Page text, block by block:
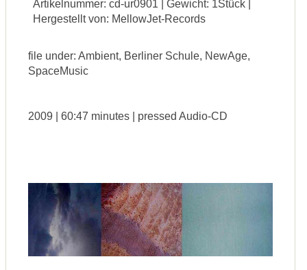
Artikelnummer: cd-ur0901 | Gewicht: 1Stück |
Hergestellt von: MellowJet-Records
file under: Ambient, Berliner Schule, NewAge,
SpaceMusic
2009 | 60:47 minutes | pressed Audio-CD